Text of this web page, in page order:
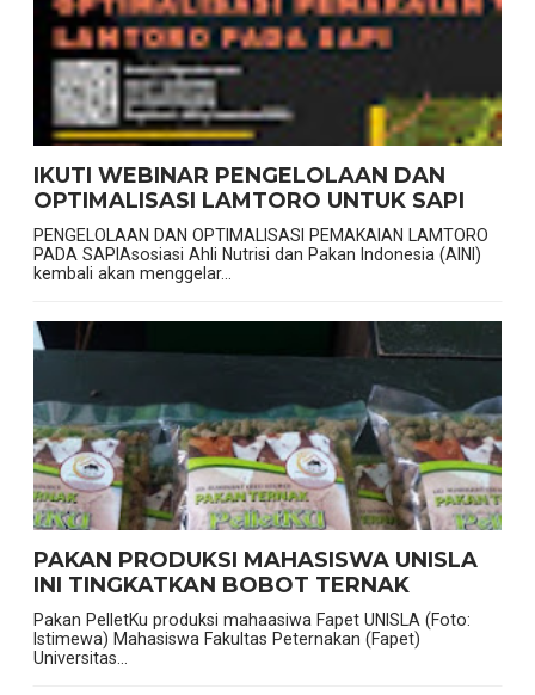
IKUTI WEBINAR PENGELOLAAN DAN
OPTIMALISASI LAMTORO UNTUK SAPI
PENGELOLAAN DAN OPTIMALISASI PEMAKAIAN LAMTORO
PADA SAPIAsosiasi Ahli Nutrisi dan Pakan Indonesia (AINI)
kembali akan menggelar...
PAKAN PRODUKSI MAHASISWA UNISLA
INI TINGKATKAN BOBOT TERNAK
Pakan PelletKu produksi mahaasiwa Fapet UNISLA (Foto:
Istimewa) Mahasiswa Fakultas Peternakan (Fapet)
Universitas...